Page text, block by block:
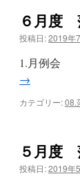
６月度
投稿日:2019年
1.月例会
→
カテゴリー:08.
５月度
投稿日:2019年